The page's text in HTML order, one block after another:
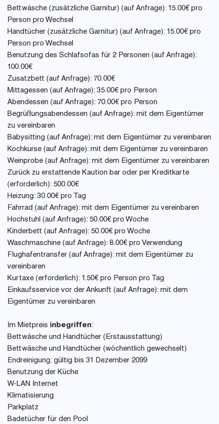
Bettwäsche (zusätzliche Garnitur) (auf Anfrage): 15.00€ pro
Person pro Wechsel
Handtücher (zusätzliche Garnitur) (auf Anfrage): 15.00€ pro
Person pro Wechsel
Benutzung des Schlafsofas für 2 Personen (auf Anfrage):
100.00€
Zusatzbett (auf Anfrage): 70.00€
Mittagessen (auf Anfrage): 35.00€ pro Person
Abendessen (auf Anfrage): 70.00€ pro Person
Begrüßungsabendessen (auf Anfrage): mit dem Eigentümer
zu vereinbaren
Babysitting (auf Anfrage): mit dem Eigentümer zu vereinbaren
Kochkurse (auf Anfrage): mit dem Eigentümer zu vereinbaren
Weinprobe (auf Anfrage): mit dem Eigentümer zu vereinbaren
Zurück zu erstattende Kaution bar oder per Kreditkarte
(erforderlich): 500.00€
Heizung: 30.00€ pro Tag
Fahrrad (auf Anfrage): mit dem Eigentümer zu vereinbaren
Hochstuhl (auf Anfrage): 50.00€ pro Woche
Kinderbett (auf Anfrage): 50.00€ pro Woche
Waschmaschine (auf Anfrage): 8.00€ pro Verwendung
Flughafentransfer (auf Anfrage): mit dem Eigentümer zu
vereinbaren
Kurtaxe (erforderlich): 1.50€ pro Person pro Tag
Einkaufsservice vor der Ankunft (auf Anfrage): mit dem
Eigentümer zu vereinbaren
Im Mietpreis inbegriffen:
Bettwäsche und Handtücher (Erstausstattung)
Bettwäsche und Handtücher (wöchentlich gewechselt)
Endreinigung: gültig bis 31 Dezember 2099
Benutzung der Küche
W-LAN Internet
Klimatisierung
Parkplatz
Badetücher für den Pool